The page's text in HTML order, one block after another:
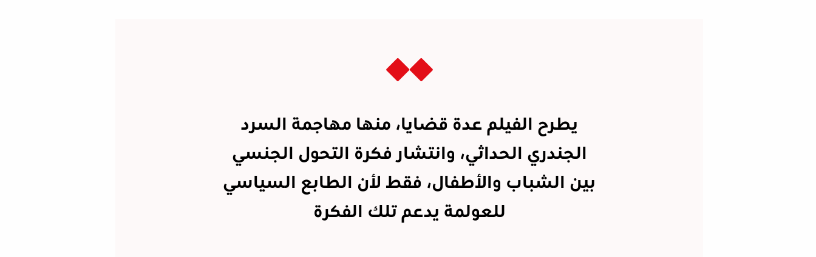
يطرح الفيلم عدة قضايا، منها مهاجمة السرد
الجندري الحداثي، وانتشار فكرة التحول الجنسي
بين الشباب والأطفال، فقط لأن الطابع السياسي
للعولمة يدعم تلك الفكرة